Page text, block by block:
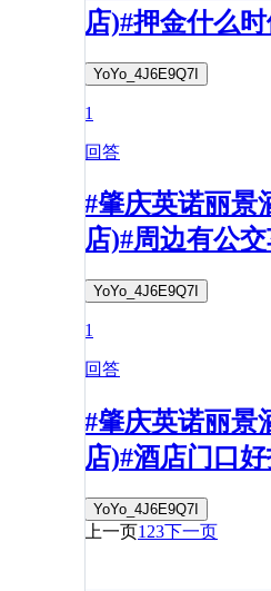
店)#押金什么
YoYo_4J6E9Q7I
1
回答
#肇庆英诺丽景
店)#周边有公
YoYo_4J6E9Q7I
1
回答
#肇庆英诺丽景
店)#酒店门口
YoYo_4J6E9Q7I
上一页1 23下一页